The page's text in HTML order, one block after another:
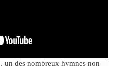
un des nombreux hymnes non